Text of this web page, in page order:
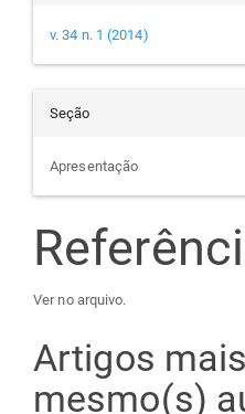
v. 34 n. 1 (2014)
Seção
Apresentação
Ver no arquivo.
Artigos
mesmo(s)